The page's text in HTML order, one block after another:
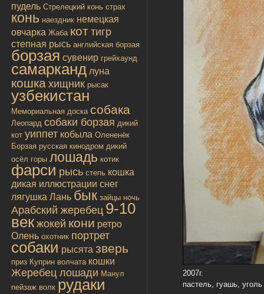
пудель Стрелецкий конь страх
конь наездник немецкая
овчарка Жаба кот тигр
степная рысь английская борзая
борзая сувенир грейхаунд
самарканд луна
кошка хищник рысак
узбекистан
Мемориальная доска собака
Леопард собаки борзая дикий
кот уиппет кобыла Олененёк
Борзая русская кинодром дикий
осёл горы лошадь котик
фарси рысь степь кошка
дикая иллюстрации снег
лягушка Лань бык зайцы ночь
Арабский жеребец 9-10
век жокей кони ретро
Олень охотник портрет
собаки рысята зверь
приз Куприн волчата кошки
Жеребец лошади Манул
пейзаж волк рудаки
2007г.
пастель, гуашь,